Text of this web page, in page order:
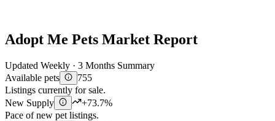
Adopt Me Pets Market Report
Updated Weekly · 3 Months Summary
Available pets
755
Listings currently for sale.
New Supply
+73.7%
Pace of new pet listings.